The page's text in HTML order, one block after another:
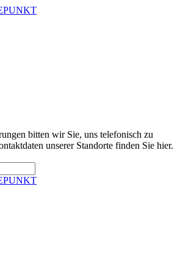
bitten wir Sie, uns telefonisch zu
unserer Standorte finden Sie hier.